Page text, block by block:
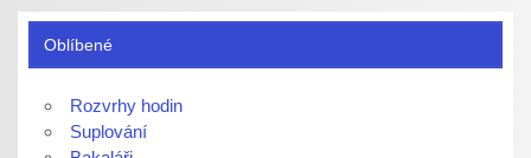
Oblíbené
Rozvrhy hodin
Suplování